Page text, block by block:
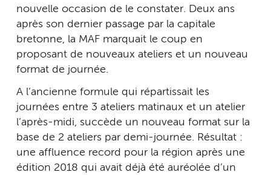
nouvelle occasion de le constater. Deux ans
après son dernier passage par la capitale
bretonne, la MAF marquait le coup en
proposant de nouveaux ateliers et un nouveau
format de journée.
A l’ancienne formule qui répartissait les
journées entre 3 ateliers matinaux et un atelier
l’après-midi, succède un nouveau format sur la
base de 2 ateliers par demi-journée. Résultat :
une affluence record pour la région après une
édition 2018 qui avait déjà été auréolée d’un